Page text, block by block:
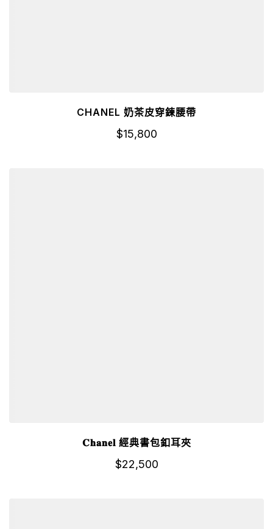
CHANEL 奶茶皮穿鍊腰帶
$15,800
𝐂𝐡𝐚𝐧𝐞𝐥 經典書包釦耳夾
$22,500